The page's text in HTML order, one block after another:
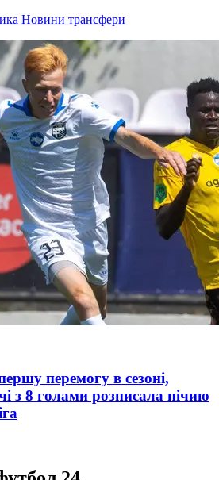
Новини трансфери
перемогу в сезоні,
з 8 голами розписала нічию